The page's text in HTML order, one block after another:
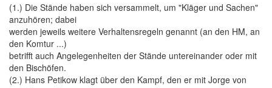
(1.) Die Stände haben sich versammelt, um "Kläger und Sachen"
anzuhören; dabei
werden jeweils weitere Verhaltensregeln genannt (an den HM, an
den Komtur ...)
betrifft auch Angelegenheiten der Stände untereinander oder mit
den Bischöfen.
(2.) Hans Petikow klagt über den Kampf, den er mit Jorge von